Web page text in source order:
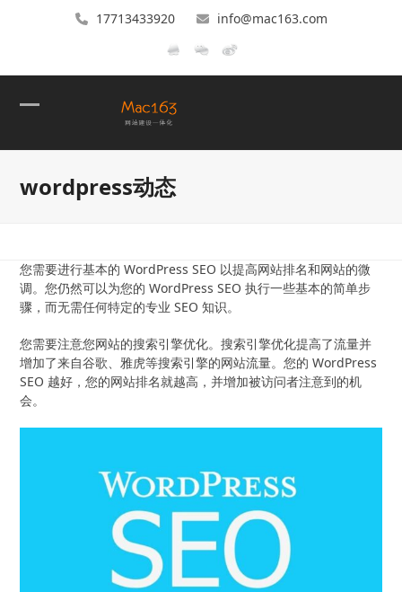
17713433920 info@mac163.com
mobile
menu
mobile
menu
wordpress动态
您需要进行基本的 WordPress SEO 以提高网站排名和网站的微
调。您仍然可以为您的 WordPress SEO 执行一些基本的简单步
骤，而无需任何特定的专业 SEO 知识。
您需要注意您网站的搜索引擎优化。搜索引擎优化提高了流量并
增加了来自谷歌、雅虎等搜索引擎的网站流量。您的 WordPress
SEO 越好，您的网站排名就越高，并增加被访问者注意到的机
会。